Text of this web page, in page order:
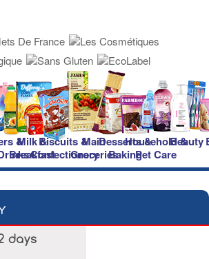
&
Milk &
Breakfast
Biscuits &
Confectionery
Main
Groceries
Desserts &
Baking
Household &
Pet Care
Beauty